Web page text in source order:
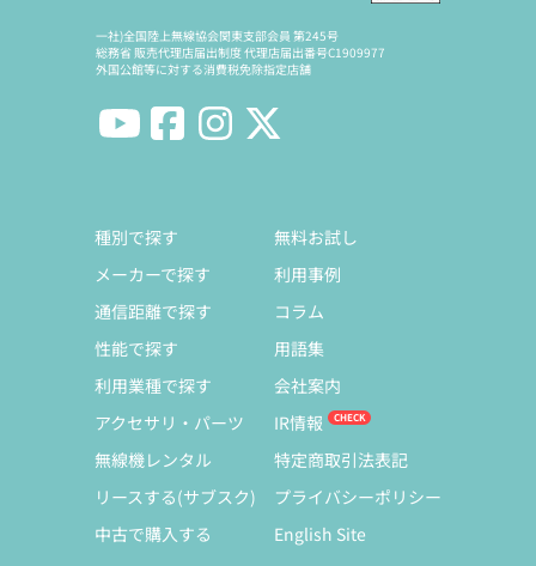
一社)全国陸上無線協会関東支部会員 第245号
総務省 販売代理店届出制度 代理店届出番号C1909977
外国公館等に対する消費税免除指定店舗
種別で探す
メーカーで探す
通信距離で探す
性能で探す
利用業種で探す
アクセサリ・パーツ
無線機レンタル
リースする(サブスク)
中古で購入する
無料お試し
利用事例
コラム
用語集
会社案内
IR情報
特定商取引法表記
プライバシーポリシー
English Site